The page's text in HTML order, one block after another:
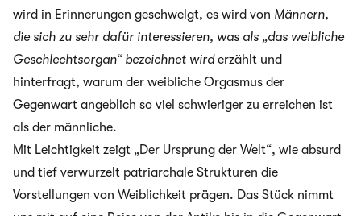
wird in Erinnerungen geschwelgt, es wird von Männern,
die sich zu sehr dafür interessieren, was als „das weibliche
Geschlechtsorgan“ bezeichnet wirderzählt und
hinterfragt, warum der weibliche Orgasmus der
Gegenwart angeblich so viel schwieriger zu erreichen ist
als der männliche.
Mit Leichtigkeit zeigt „Der Ursprung der Welt“, wie absurd
und tief verwurzelt patriarchale Strukturen die
Vorstellungen von Weiblichkeit prägen. Das Stück nimmt